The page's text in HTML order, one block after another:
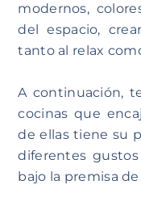
modernos,
del espacio,
tanto al relax
A continuación,
cocinas que
de ellas tiene su
diferentes
bajo la premisa